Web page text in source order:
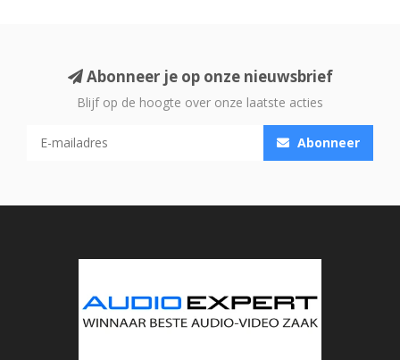
Abonneer je op onze nieuwsbrief
Blijf op de hoogte over onze laatste acties
Abonneer